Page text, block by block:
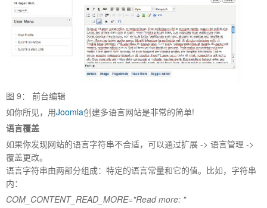
图 9： 前台编辑
如你所见，用Joomla创建多语言网站是非常的简单!
语言覆盖
如果你发现网站的语言字符串不合适，可以通过扩展 -> 语言管理 ->
覆盖更改。
语言字符串由两部分组成：特定的语言常量和它的值。比如，字符串
内：
COM_CONTENT_READ_MORE="Read more: "